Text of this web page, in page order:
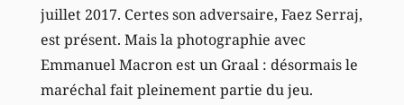
juillet 2017. Certes son adversaire, Faez Serraj,
est présent. Mais la photographie avec
Emmanuel Macron est un Graal : désormais le
maréchal fait pleinement partie du jeu.